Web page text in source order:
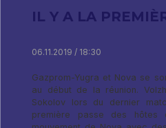
IL Y A LA
06.11.2019 / 18:30
Gazprom-Yugra et Nova se
au début de la réunion.
Sokolov lors du dernier
première passe des hôtes